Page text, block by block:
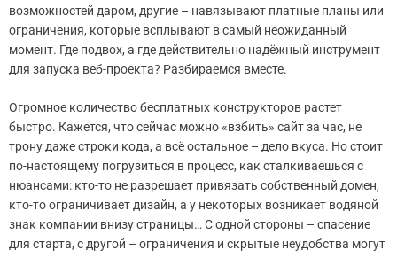
возможностей даром, другие – навязывают платные планы или
ограничения, которые всплывают в самый неожиданный
момент. Где подвох, а где действительно надёжный инструмент
для запуска веб-проекта? Разбираемся вместе.
Огромное количество бесплатных конструкторов растет
быстро. Кажется, что сейчас можно «взбить» сайт за час, не
трону даже строки кода, а всё остальное – дело вкуса. Но стоит
по-настоящему погрузиться в процесс, как сталкиваешься с
нюансами: кто-то не разрешает привязать собственный домен,
кто-то ограничивает дизайн, а у некоторых возникает водяной
знак компании внизу страницы… С одной стороны – спасение
для старта, с другой – ограничения и скрытые неудобства могут